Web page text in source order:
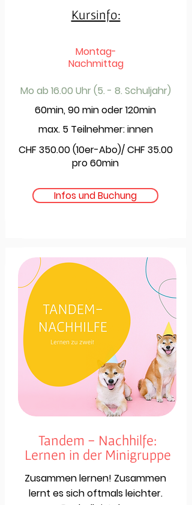
Kursinfo:
Montag-
Nachmittag
Mo ab 16.00 Uhr (5. - 8. Schuljahr)
60min, 90 min oder 120min
max. 5 Teilnehmer: innen
CHF 350.00 (10er-Abo)/ CHF 35.00
pro 60min
Infos und Buchung
Tandem - Nachhilfe:
Lernen in der Minigruppe
Zusammen lernen! Zusammen
lernt es sich oftmals leichter.